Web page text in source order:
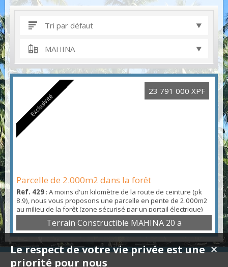
Tri par défaut
MAHINA
Exclusivité
Parcelle de 2.000m2 dans la forêt
Ref. 429 : A moins d'un kilomètre de la route de ceinture (pk
8.9), nous vous proposons une parcelle en pente de 2.000m2
au milieu de la forêt (zone sécurisé par un portail électrique)
avec un accès par une route puis par 2 bandes de roulement
bétonnées utilisable prudemment. Le terrain est constructible,
mais prévoir des installations électricité et eau en autonomie :
- Zone UCb du PGA - Zone ble...
Terrain Constructible MAHINA 20 a
23 791 000 XPF
✕
Le respect de votre vie privée est une
priorité pour nous